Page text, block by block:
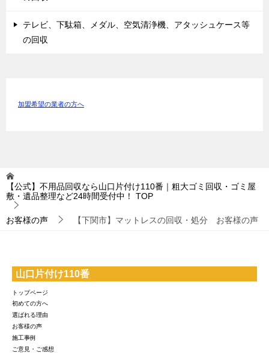
テレビ、下駄箱、メダル、空気清浄機、アタッシュケース等
の回収
加盟希望の業者の方へ
【公式】不用品回収なら山口片付け110番｜粗大ゴミ回収・ゴミ屋
敷・遺品整理など24時間受付中！
TOP
お客様の声 【下関市】マットレスの回収・処分 お客様の声
山口片付け110番
トップページ
初めての方へ
選ばれる理由
お客様の声
施工事例
ご意見・ご感想